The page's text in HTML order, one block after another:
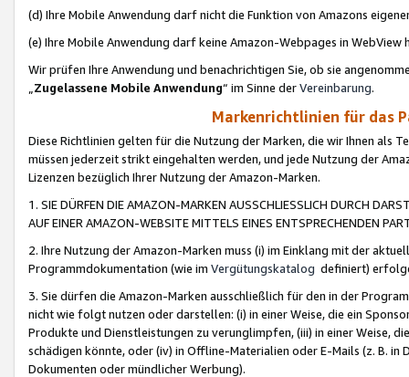
(d) Ihre Mobile Anwendung darf nicht die Funktion von Amazons
(e) Ihre Mobile Anwendung darf keine Amazon-Webpages in WebView
Wir prüfen Ihre Anwendung und benachrichtigen Sie, ob sie
„Zugelassene Mobile Anwendung“ im Sinne derVereinbarung.
Markenrichtlinien für das
Diese Richtlinien gelten für die Nutzung der Marken, die wir Ihnen als
müssen jederzeit strikt eingehalten werden, und jede Nutzung der
Lizenzen bezüglich Ihrer Nutzung der Amazon-Marken.
1. SIE DÜRFEN DIE AMAZON-MARKEN AUSSCHLIESSLICH DURCH
AUF EINER AMAZON-WEBSITE MITTELS EINES ENTSPRECHENDEN
2. Ihre Nutzung der Amazon-Marken muss (i) im Einklang mit der
Programmdokumentation (wie im Vergütungskatalog definiert)
3. Sie dürfen die Amazon-Marken ausschließlich für den in der
nicht wie folgt nutzen oder darstellen: (i) in einer Weise, die ein
Produkte und Dienstleistungen zu verunglimpfen, (iii) in einer Weise,
schädigen könnte, oder (iv) in Offline-Materialien oder E-Mails (z. B. in
Dokumenten oder mündlicher Werbung).